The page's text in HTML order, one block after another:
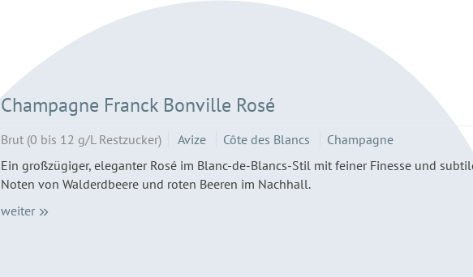
Champagne Franck Bonville Rosé
Brut (0 bis 12 g/L Restzucker) Avize Côte des Blancs
Champagne
Ein großzügiger, eleganter Rosé im Blanc-de-Blancs-Stil mit feiner Finesse und
Noten von Walderdbeere und roten Beeren im Nachhall.
weiter